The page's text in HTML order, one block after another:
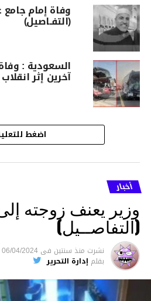
وفاة إمام
(التفـاصيل)
آخرين إثر
اضغط
أخبار
وزير يعنف زوجته
(التفاصــيل)
نشرت منذ سنتين فى 06/04/2024
بقلم إدارة التحرير